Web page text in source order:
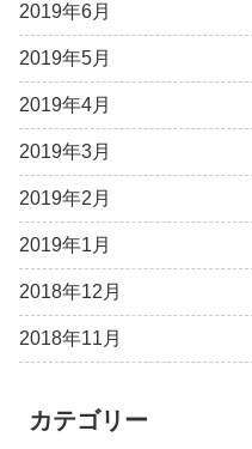
2019年6月
2019年5月
2019年4月
2019年3月
2019年2月
2019年1月
2018年12月
2018年11月
カテゴリー